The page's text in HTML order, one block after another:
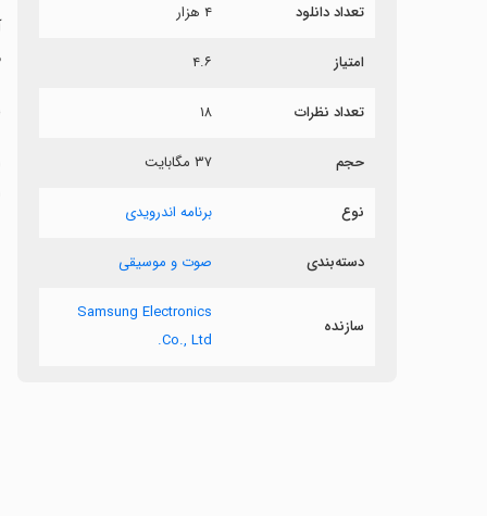
تعداد دانلود ۴ هزار
امتیاز ۴.۶
تعداد نظرات ۱۸
حجم ۳۷ مگابایت
نوع برنامه اندرویدی
دسته‌بندی صوت و موسیقی
سازنده
Samsung Electronics
Co., Ltd.